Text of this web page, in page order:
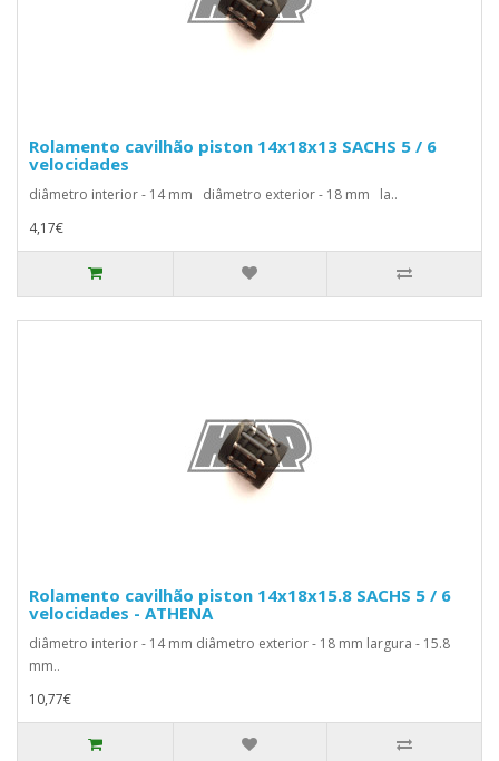
Rolamento cavilhão piston 14x18x13 SACHS 5 / 6
velocidades
diâmetro interior - 14 mm diâmetro exterior - 18 mm la..
4,17€
Rolamento cavilhão piston 14x18x15.8 SACHS 5 / 6
velocidades - ATHENA
diâmetro interior - 14 mm diâmetro exterior - 18 mm largura - 15.8
mm..
10,77€